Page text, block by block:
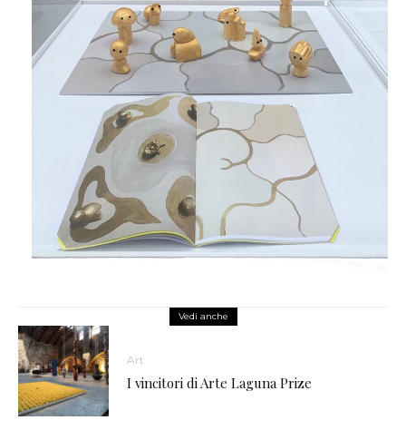
Vedi anche
Art
I vincitori di Arte Laguna Prize